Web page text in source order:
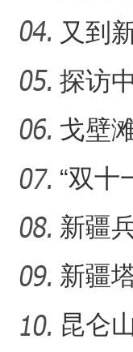
以成
又到
落实
何
探访
馆：“
戈壁
普“小
“双十
本土
新疆
现高
新疆
再现
昆仑